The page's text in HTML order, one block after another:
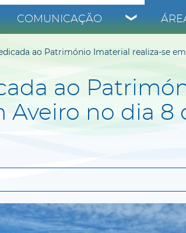
COMUNICAÇÃO
ao Património Imaterial realiza-se
ao
Aveiro no dia 8